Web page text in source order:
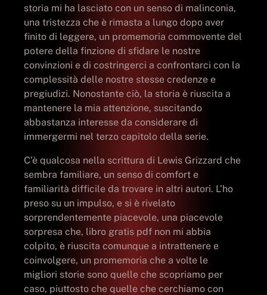
storia mi ha lasciato con un senso di malinconia,
una tristezza che è rimasta a lungo dopo aver
finito di leggere, un promemoria commovente del
potere della finzione di sfidare le nostre
convinzioni e di costringerci a confrontarci con la
complessità delle nostre stesse credenze e
pregiudizi. Nonostante ciò, la storia è riuscita a
mantenere la mia attenzione, suscitando
abbastanza interesse da considerare di
immergermi nel terzo capitolo della serie.
C’è qualcosa nella scrittura di Lewis Grizzard che
sembra familiare, un senso di comfort e
familiarità difficile da trovare in altri autori. L’ho
preso su un impulso, e si è rivelato
sorprendentemente piacevole, una piacevole
sorpresa che, libro gratis pdf non mi abbia
colpito, è riuscita comunque a intrattenere e
coinvolgere, un promemoria che a volte le
migliori storie sono quelle che scopriamo per
caso, piuttosto che quelle che cerchiamo con